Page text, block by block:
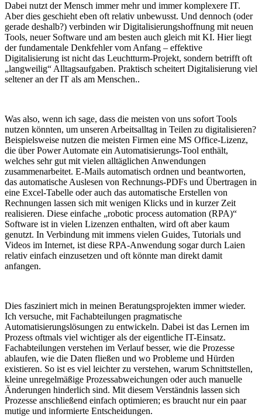
Dabei nutzt der Mensch immer mehr und immer komplexere IT.
Aber dies geschieht eben oft relativ unbewusst. Und dennoch (oder
gerade deshalb?) verbinden wir Digitalisierungshoffnung mit neuen
Tools, neuer Software und am besten auch gleich mit KI. Hier liegt
der fundamentale Denkfehler vom Anfang – effektive
Digitalisierung ist nicht das Leuchtturm-Projekt, sondern betrifft oft
„langweilig“ Alltagsaufgaben. Praktisch scheitert Digitalisierung viel
seltener an der IT als am Menschen..
Was also, wenn ich sage, dass die meisten von uns sofort Tools
nutzen könnten, um unseren Arbeitsalltag in Teilen zu digitalisieren?
Beispielsweise nutzen die meisten Firmen eine MS Office-Lizenz,
die über Power Automate ein Automatisierungs-Tool enthält,
welches sehr gut mit vielen alltäglichen Anwendungen
zusammenarbeitet. E-Mails automatisch ordnen und beantworten,
das automatische Auslesen von Rechnungs-PDFs und Übertragen in
eine Excel-Tabelle oder auch das automatische Erstellen von
Rechnungen lassen sich mit wenigen Klicks und in kurzer Zeit
realisieren. Diese einfache „robotic process automation (RPA)“
Software ist in vielen Lizenzen enthalten, wird oft aber kaum
genutzt. In Verbindung mit immens vielen Guides, Tutorials und
Videos im Internet, ist diese RPA-Anwendung sogar durch Laien
relativ einfach einzusetzen und oft könnte man direkt damit
anfangen.
Dies fasziniert mich in meinen Beratungsprojekten immer wieder.
Ich versuche, mit Fachabteilungen pragmatische
Automatisierungslösungen zu entwickeln. Dabei ist das Lernen im
Prozess oftmals viel wichtiger als der eigentliche IT-Einsatz.
Fachabteilungen verstehen im Verlauf besser, wie die Prozesse
ablaufen, wie die Daten fließen und wo Probleme und Hürden
existieren. So ist es viel leichter zu verstehen, warum Schnittstellen,
kleine unregelmäßige Prozessabweichungen oder auch manuelle
Änderungen hinderlich sind. Mit diesem Verständnis lassen sich
Prozesse anschließend einfach optimieren; es braucht nur ein paar
mutige und informierte Entscheidungen.